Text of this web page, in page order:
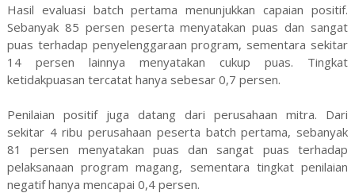
Hasil evaluasi batch pertama menunjukkan capaian positif.
Sebanyak 85 persen peserta menyatakan puas dan sangat
puas terhadap penyelenggaraan program, sementara sekitar
14 persen lainnya menyatakan cukup puas. Tingkat
ketidakpuasan tercatat hanya sebesar 0,7 persen.
Penilaian positif juga datang dari perusahaan mitra. Dari
sekitar 4 ribu perusahaan peserta batch pertama, sebanyak
81 persen menyatakan puas dan sangat puas terhadap
pelaksanaan program magang, sementara tingkat penilaian
negatif hanya mencapai 0,4 persen.